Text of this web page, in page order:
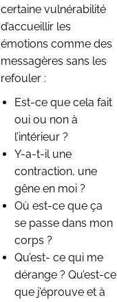
certaine vulnérabilité
d’accueillir les
émotions comme des
messagères sans les
refouler :
Est-ce que cela fait
oui ou non à
l’intérieur ?
Y-a-t-il une
contraction, une
gêne en moi ?
Où est-ce que ça
se passe dans mon
corps ?
Qu’est- ce qui me
dérange ? Qu’est-ce
que j’éprouve et à